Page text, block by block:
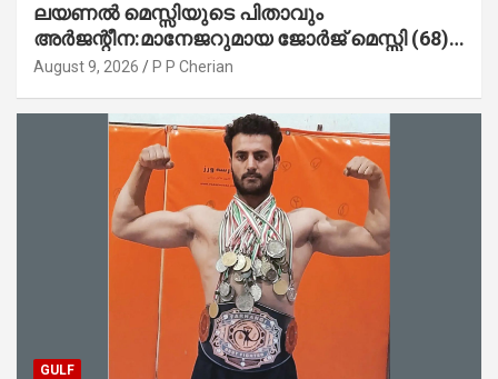
ലയണൽ മെസ്സിയുടെ പിതാവും
അർജന്റീന:മാനേജറുമായ ജോർജ് മെസ്സി (68)
അന്തരിച്ചു
August 9, 2026 P P Cherian
GULF